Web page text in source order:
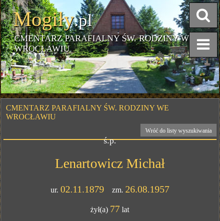
Mogiły.pl
CMENTARZ PARAFIALNY ŚW. RODZINY WE
WROCŁAWIU
CMENTARZ PARAFIALNY ŚW. RODZINY WE
WROCŁAWIU
Wróć do listy wyszukiwania
ś.p.
Lenartowicz Michał
ur. 02.11.1879zm. 26.08.1957
żył(a) 77 lat